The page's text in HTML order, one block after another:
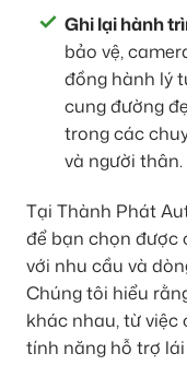
Ghi lại hành
bảo vệ,
đồng hành lý
cung đường
trong các
và người thân.
Tại Thành Phát
để bạn chọn được
với nhu cầu và
Chúng tôi hiểu
khác nhau, từ việc
tính năng hỗ trợ